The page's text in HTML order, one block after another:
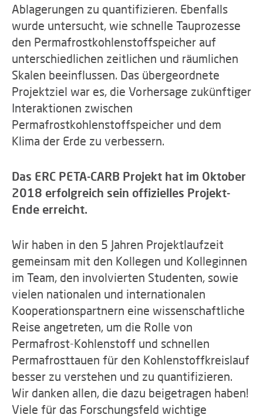
Ablagerungen zu quantifizieren. Ebenfalls
wurde untersucht, wie schnelle Tauprozesse
den Permafrostkohlenstoffspeicher auf
unterschiedlichen zeitlichen und räumlichen
Skalen beeinflussen. Das übergeordnete
Projektziel war es, die Vorhersage zukünftiger
Interaktionen zwischen
Permafrostkohlenstoffspeicher und dem
Klima der Erde zu verbessern.
Das ERC PETA-CARB Projekt hat im Oktober
2018 erfolgreich sein offizielles Projekt-
Ende erreicht.
Wir haben in den 5 Jahren Projektlaufzeit
gemeinsam mit den Kollegen und Kolleginnen
im Team, den involvierten Studenten, sowie
vielen nationalen und internationalen
Kooperationspartnern eine wissenschaftliche
Reise angetreten, um die Rolle von
Permafrost-Kohlenstoff und schnellen
Permafrosttauen für den Kohlenstoffkreislauf
besser zu verstehen und zu quantifizieren.
Wir danken allen, die dazu beigetragen haben!
Viele für das Forschungsfeld wichtige